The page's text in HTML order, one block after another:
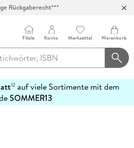
Rückgaberecht***
Filiale Konto Merkzettel Warenkorb
12auf viele Sortimente mit dem
SOMMER13